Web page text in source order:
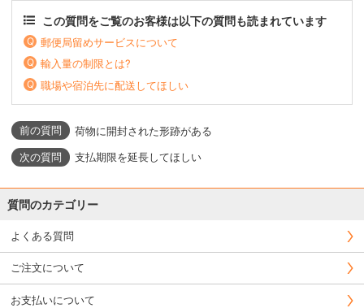
この質問をご覧のお客様は以下の質問も読まれています
郵便局留めサービスについて
輸入量の制限とは?
職場や宿泊先に配送してほしい
荷物に開封された形跡がある
支払期限を延長してほしい
質問のカテゴリー
よくある質問
ご注文について
お支払いについて